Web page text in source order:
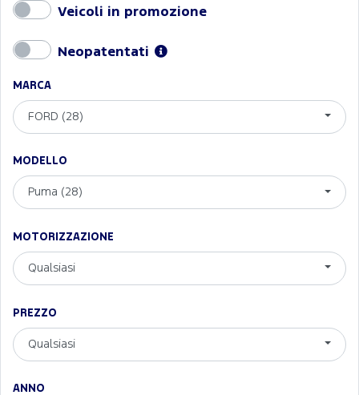
Veicoli in promozione
Neopatentati
MARCA
FORD (28)
MODELLO
Puma (28)
MOTORIZZAZIONE
Qualsiasi
PREZZO
Qualsiasi
ANNO